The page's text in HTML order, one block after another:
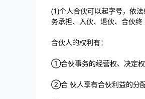
(1)个人合伙可以起字号，依
务承担、入伙、退伙、合伙终
合伙人的权利有：
①合伙事务的经营权、决定权
②合 伙人享有合伙利益的分